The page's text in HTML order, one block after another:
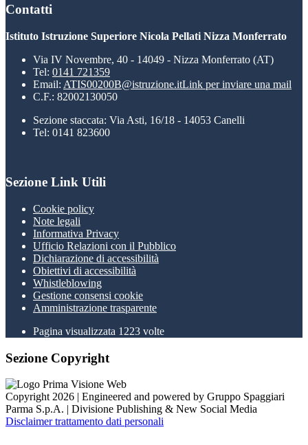
Contatti
Istituto Istruzione Superiore Nicola Pellati Nizza Monferrato
Via IV Novembre, 40 - 14049 - Nizza Monferrato (AT)
Tel: 0141 721359
Email: ATIS00200B@istruzione.itLink per inviare una mail
C.F.: 82002130050
Sezione staccata: Via Asti, 16/18 - 14053 Canelli
Tel: 0141 823600
Sezione Link Utili
Cookie policy
Note legali
Informativa Privacy
Ufficio Relazioni con il Pubblico
Dichiarazione di accessibilità
Obiettivi di accessibilità
Whistleblowing
Gestione consensi cookie
Amministrazione trasparente
Pagina visualizzata 1223 volte
Sezione Copyright
Copyright 2026 | Engineered and powered by Gruppo Spaggiari
Parma S.p.A. | Divisione Publishing & New Social Media
Disclaimer trattamento dati personali